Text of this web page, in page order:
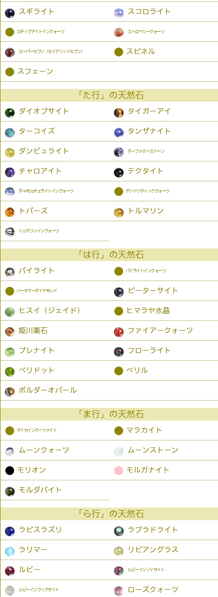
スギライト スコロライト
● スティブナイトインクォーツ ストロベリークォーツ
スーパーセブン（セイクリッドセブン） ● スピネル
● スフェーン
「た行」の天然石
ダイオプサイト タイガーアイ
ターコイズ タンザナイト
ダンビュライト ティファニーストーン
チャロアイト テクタイト
デュモルチェライトインクォーツ ● デンドリティッククォーツ
トパーズ トルマリン
トルマリンインクォーツ
「は行」の天然石
パイライト ● パイライトインクォーツ
● ハーキマーダイヤモンド ピーターサイト
ヒスイ（ジェイド） ● ヒマラヤ水晶
姫川薬石 ファイアークォーツ
プレナイト フローライト
ペリドット ● ベリル
ボルダーオパール
「ま行」の天然石
● マイカインクーツァイト ● マラカイト
ムーンクォーツ ムーンストーン
● モリオン ● モルガナイト
モルダバイト
「ら行」の天然石
ラピスラズリ ラブラドライト
ラリマー リビアングラス
ルビー ルビーインゾイサイト
ルビーインフックサイト ローズクォーツ